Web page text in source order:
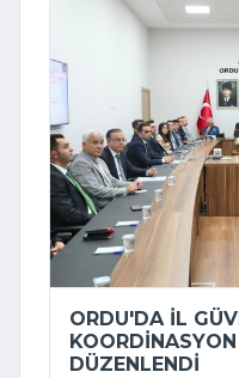
ORDU'DA İL
DÜZENLENDI